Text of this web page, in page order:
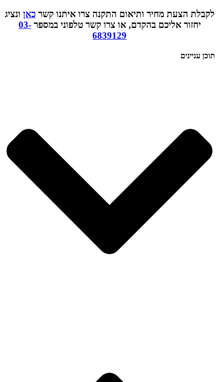
לקבלת הצעת מחיר ותיאום התקנה צרו איתנו קשרכאן ונציג
יחזור אליכם בהקדם,או צרו קשר טלפוני במספר03-
6839129
תוכן עניינים